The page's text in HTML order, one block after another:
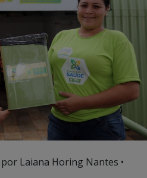
por Laiana Horing Nantes •